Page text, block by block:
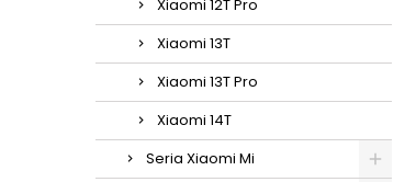
Xiaomi 12T Pro
Xiaomi 13T
Xiaomi 13T Pro
Xiaomi 14T
Seria Xiaomi Mi